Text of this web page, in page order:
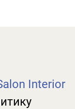
Interior